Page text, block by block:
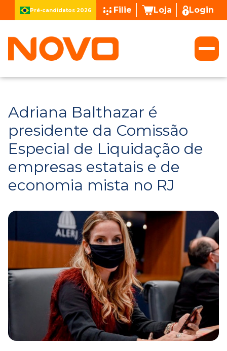
Pré-candidatos 2026 Filie Loja Login
Adriana Balthazar é
presidente da Comissão
Especial de Liquidação de
empresas estatais e de
economia mista no RJ